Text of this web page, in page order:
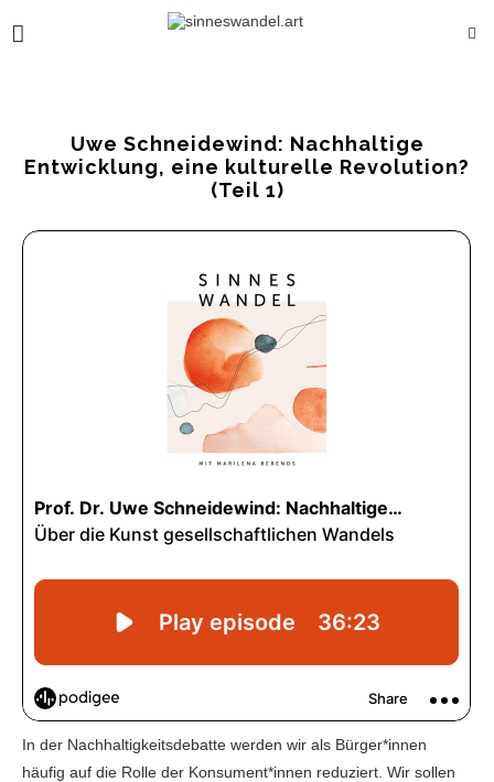
Uwe Schneidewind: Nachhaltige
Entwicklung, eine kulturelle Revolution?
(Teil 1)
In der Nachhaltigkeitsdebatte werden wir als Bürger*innen
häufig auf die Rolle der Konsument*innen reduziert. Wir sollen